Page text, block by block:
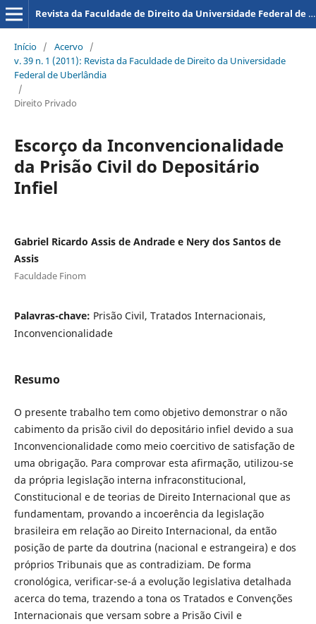
Revista da Faculdade de Direito da Universidade Federal de Uberlândia
Início / Acervo /
v. 39 n. 1 (2011): Revista da Faculdade de Direito da Universidade
Federal de Uberlândia
/
Direito Privado
Escorço da Inconvencionalidade
da Prisão Civil do Depositário
Infiel
Gabriel Ricardo Assis de Andrade e Nery dos Santos de
Assis
Faculdade Finom
Palavras-chave: Prisão Civil, Tratados Internacionais,
Inconvencionalidade
Resumo
O presente trabalho tem como objetivo demonstrar o não
cabimento da prisão civil do depositário infiel devido a sua
Inconvencionalidade como meio coercitivo de satisfação de
uma obrigação. Para comprovar esta afirmação, utilizou-se
da própria legislação interna infraconstitucional,
Constitucional e de teorias de Direito Internacional que as
fundamentam, provando a incoerência da legislação
brasileira em relação ao Direito Internacional, da então
posição de parte da doutrina (nacional e estrangeira) e dos
próprios Tribunais que as contradiziam. De forma
cronológica, verificar-se-á a evolução legislativa detalhada
acerca do tema, trazendo a tona os Tratados e Convenções
Internacionais que versam sobre a Prisão Civil e